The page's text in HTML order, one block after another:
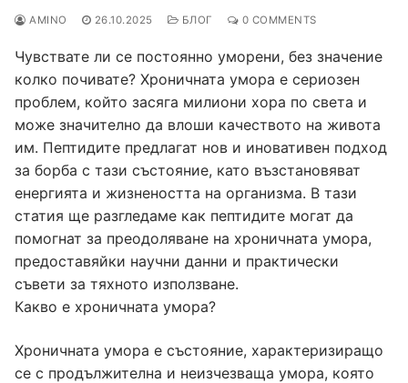
AMINO 26.10.2025 БЛОГ 0 COMMENTS
Чувствате ли се постоянно уморени, без значение
колко почивате? Хроничната умора е сериозен
проблем, който засяга милиони хора по света и
може значително да влоши качеството на живота
им. Пептидите предлагат нов и иновативен подход
за борба с тази състояние, като възстановяват
енергията и жизнеността на организма. В тази
статия ще разгледаме как пептидите могат да
помогнат за преодоляване на хроничната умора,
предоставяйки научни данни и практически
съвети за тяхното използване.
Какво е хроничната умора?
Хроничната умора е състояние, характеризиращо
се с продължителна и неизчезваща умора, която